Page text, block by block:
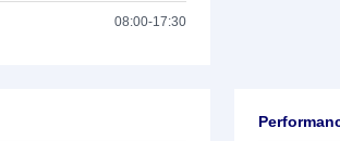
08:00-17:30